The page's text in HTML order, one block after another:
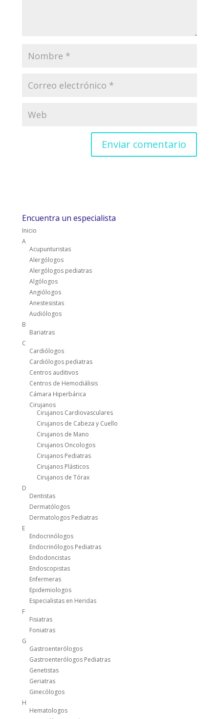
Encuentra un especialista
Inicio
A
Acupunturistas
Alergólogos
Alergólogos pediatras
Algólogos
Angiólogos
Anestesistas
Audiólogos
B
Bariatras
C
Cardiólogos
Cardiólogos pediatras
Centros auditivos
Centros de Hemodiálisis
Cámara Hiperbárica
Cirujanos
Cirujanos Cardiovasculares
Cirujanos de Cabeza y Cuello
Cirujanos de Mano
Cirujanos Oncologos
Cirujanos Pediatras
Cirujanos Plásticos
Cirujanos de Tórax
D
Dentistas
Dermatólogos
Dermatologos Pediatras
E
Endocrinólogos
Endocrinólogos Pediatras
Endodoncistas
Endoscopistas
Enfermeras
Epidemiologos
Especialistas en Heridas
F
Fisiatras
Foniatras
G
Gastroenterólogos
Gastroenterólogos Pediatras
Genetistas
Geriatras
Ginecólogos
H
Hematologos